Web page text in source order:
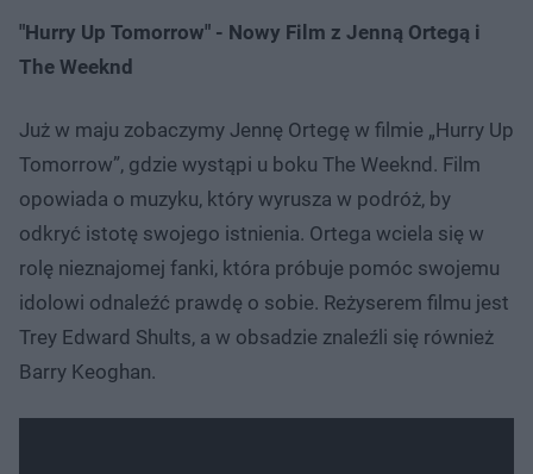
"Hurry Up Tomorrow" - Nowy Film z Jenną Ortegą i
The Weeknd
Już w maju zobaczymy Jennę Ortegę w filmie „Hurry Up
Tomorrow”, gdzie wystąpi u boku The Weeknd. Film
opowiada o muzyku, który wyrusza w podróż, by
odkryć istotę swojego istnienia. Ortega wciela się w
rolę nieznajomej fanki, która próbuje pomóc swojemu
idolowi odnaleźć prawdę o sobie. Reżyserem filmu jest
Trey Edward Shults, a w obsadzie znaleźli się również
Barry Keoghan.